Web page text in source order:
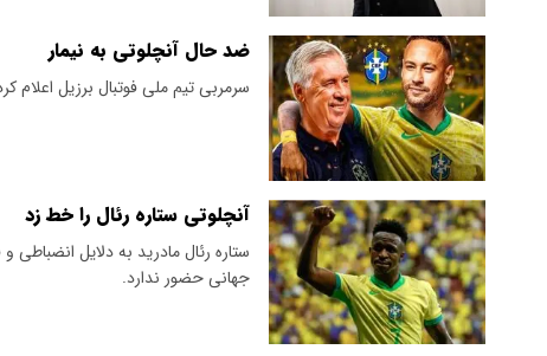
ضد حال آنچلوتی به نیمار
سرمربی تیم ملی فوتبال برزیل
آنچلوتی ستاره رئال را خط زد
ستاره رئال مادرید به دلایل
جهانی حضور ندارد.